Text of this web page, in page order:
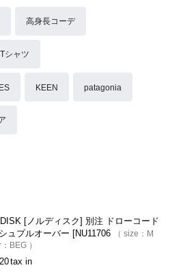
高身長コーデ
シャツ
KEEN patagonia
[ノルディスク] 別注 ドローコード
ュプルオーバー [NU11706
size： M
BEG
tax in